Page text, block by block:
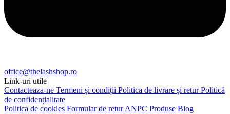
office@thelashshop.ro
Link-uri utile
Contacteaza-ne Termeni și condiții Politica de livrare și returPolitică
de confidențialitate
Politica de cookies Formular de returANPC Produse Blog